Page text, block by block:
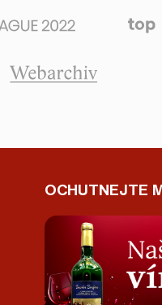
OCHUTNEJTE